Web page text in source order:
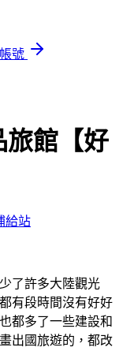
號
旅館【好
給站
了許多大陸觀光
有段時間沒有好好
都多了一些建設和
出國旅遊的，都改